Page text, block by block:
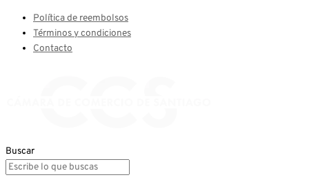
Política de reembolsos
Términos y condiciones
Contacto
Buscar